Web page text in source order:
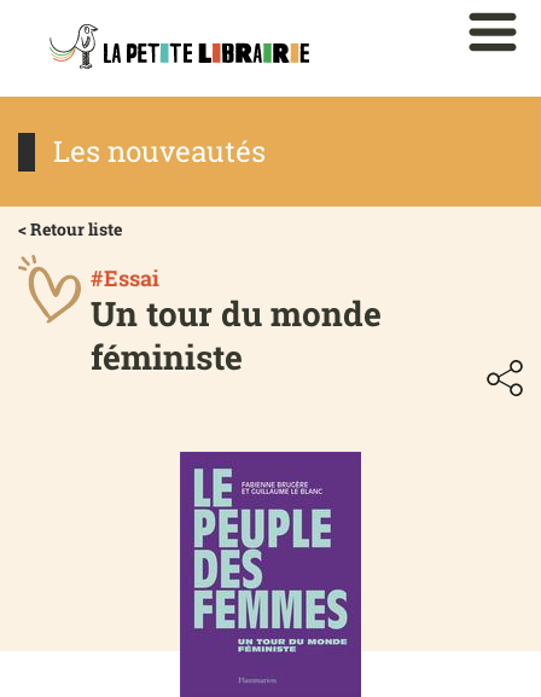
Les nouveautés
< Retour liste
#Essai
Un tour du monde
féministe